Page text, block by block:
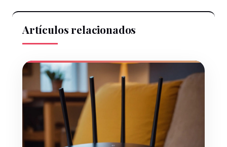
Artículos relacionados